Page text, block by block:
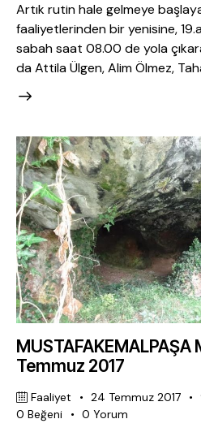
Artık rutin hale gelmeye
faaliyetlerinden bir yenisine,
sabah saat 08.00 de yola
da Attila Ülgen, Alim Ölmez,
MUSTAFAKEMALPAŞA
Temmuz 2017
Faaliyet 24 Temmuz 2017
0 Beğeni 0 Yorum